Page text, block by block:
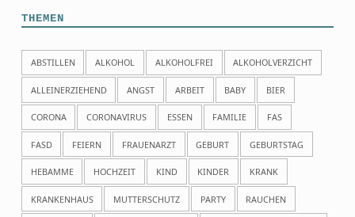
THEMEN
ABSTILLEN ALKOHOL ALKOHOLFREI ALKOHOLVERZICHT
ALLEINERZIEHEND ANGST ARBEIT BABY BIER
CORONA CORONAVIRUS ESSEN FAMILIE FAS
FASD FEIERN FRAUENARZT GEBURT GEBURTSTAG
HEBAMME HOCHZEIT KIND KINDER KRANK
KRANKENHAUS MUTTERSCHUTZ PARTY RAUCHEN